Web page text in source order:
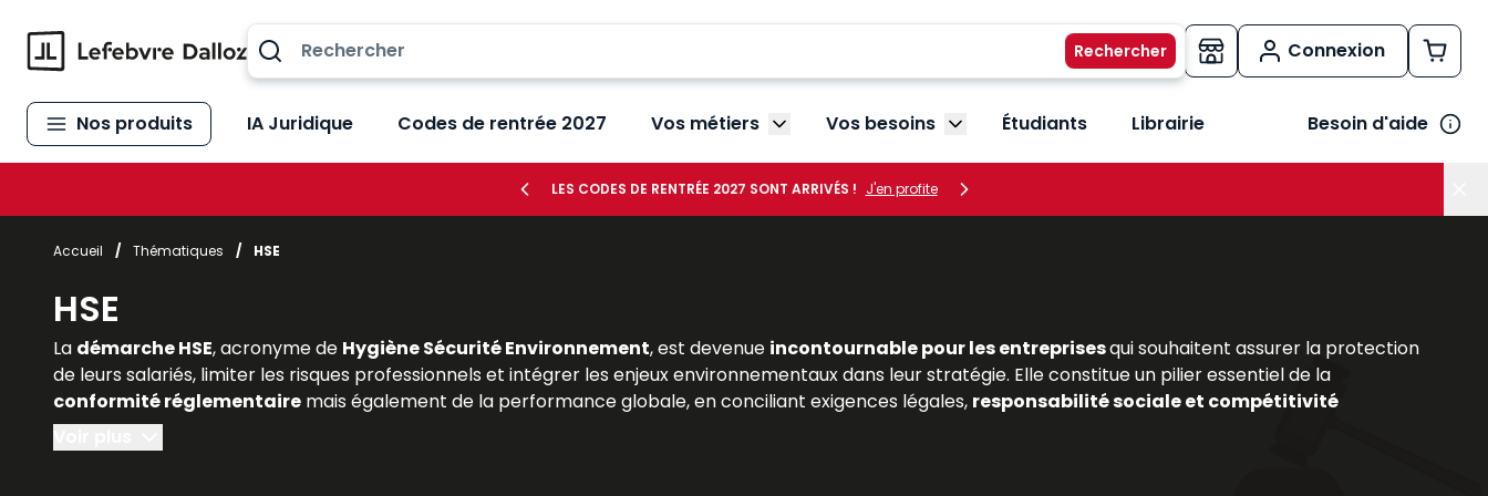
Connexion
Nos produits IA Juridique Codes de rentrée 2027 Vos métiers Afficher le sous-menu Vos métiers
Vos besoins Afficher le sous-menu Vos besoins
Étudiants Librairie Besoin d'aide
LES CODES DE RENTRÉE 2027 SONT ARRIVÉS ! J'en profite
Accueil / Thématiques / HSE
HSE
La démarche HSE, acronyme de Hygiène Sécurité Environnement, est devenue incontournable pour les entreprisesqui souhaitent assurer la protection
de leurs salariés, limiter les risques professionnels et intégrer les enjeux environnementaux dans leur stratégie. Elle constitue un pilier essentiel de la
conformité réglementaire mais également de la performance globale, en conciliant exigences légales, responsabilité sociale et compétitivité
économique
la portée du HSE est indispensable. Les